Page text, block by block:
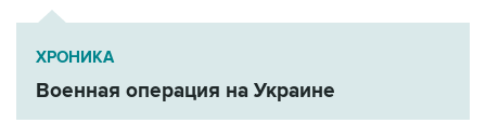
ХРОНИКА
Военная операция на Украине